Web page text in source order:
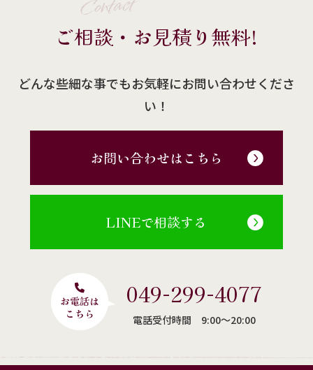
Contact
ご相談・お見積り無料!
どんな些細な事でもお気軽にお問い合わせくださ
い！
お問い合わせはこちら
LINEで相談する
049-299-4077
電話受付時間 9:00〜20:00